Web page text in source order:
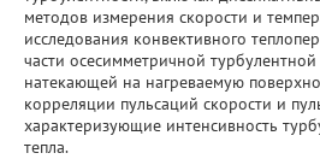
методов измерения скорости и
исследования конвективного
части осесимметричной
натекающей на нагреваемую
корреляции пульсаций скорости и
характеризующие интенсивность
тепла.